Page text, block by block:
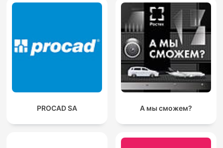
PROCAD SA А мы сможем?